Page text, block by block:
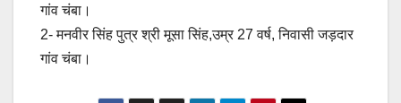
गांव चंबा।
2- मनवीर सिंह पुत्र श्री मूसा सिंह,उम्र 27 वर्ष, निवासी जड़दार
गांव चंबा।